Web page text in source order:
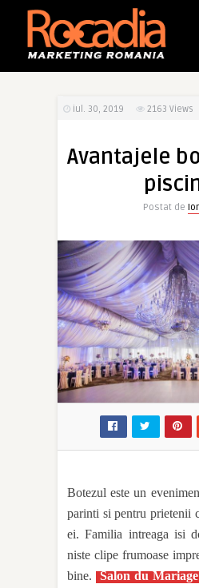
iul. 30, 2019 2163 Views
Avantajele
Postat de
Botezul este un
parinti si pentru prietenii
ei. Familia intreaga isi
niste clipe frumoase
bine.
Salon du Mariage